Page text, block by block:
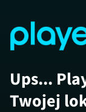
Ups...
Twojej